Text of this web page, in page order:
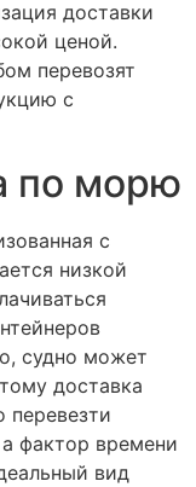
доставки
ценой.
перевозят
с
по морю
с
низкой
судно может
доставка
перевезти
фактор времени
вид